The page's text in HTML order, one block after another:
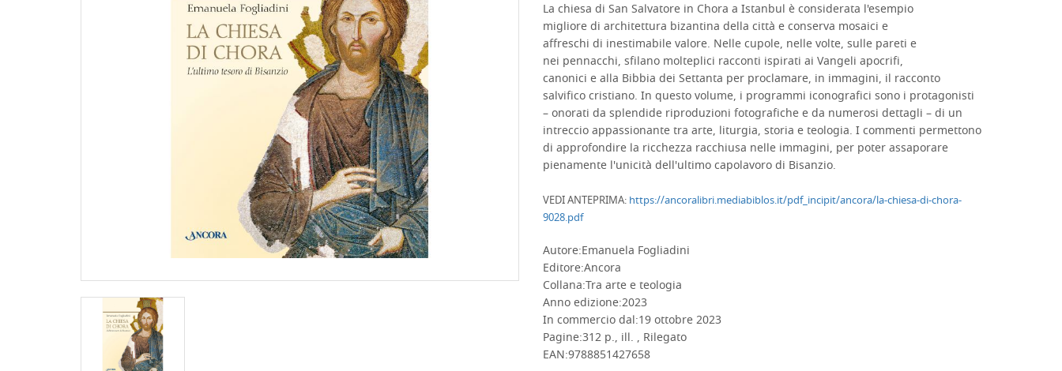
La chiesa di San Salvatore in Chora a Istanbul è considerata l'esempio
migliore di architettura bizantina della città e conserva mosaici e
affreschi di inestimabile valore. Nelle cupole, nelle volte, sulle pareti e
nei pennacchi, sfilano molteplici racconti ispirati ai Vangeli apocrifi,
canonici e alla Bibbia dei Settanta per proclamare, in immagini, il racconto
salvifico cristiano. In questo volume, i programmi iconografici sono i protagonisti
– onorati da splendide riproduzioni fotografiche e da numerosi dettagli – di un
intreccio appassionante tra arte, liturgia, storia e teologia. I commenti permettono
di approfondire la ricchezza racchiusa nelle immagini, per poter assaporare
pienamente l'unicità dell'ultimo capolavoro di Bisanzio.
VEDI ANTEPRIMA:https://ancoralibri.mediabiblos.it/pdf_incipit/ancora/la-chiesa-di-chora-
9028.pdf
Autore:Emanuela Fogliadini
Editore:Ancora
Collana:Tra arte e teologia
Anno edizione:2023
In commercio dal:19 ottobre 2023
Pagine:312 p., ill. , Rilegato
EAN:9788851427658